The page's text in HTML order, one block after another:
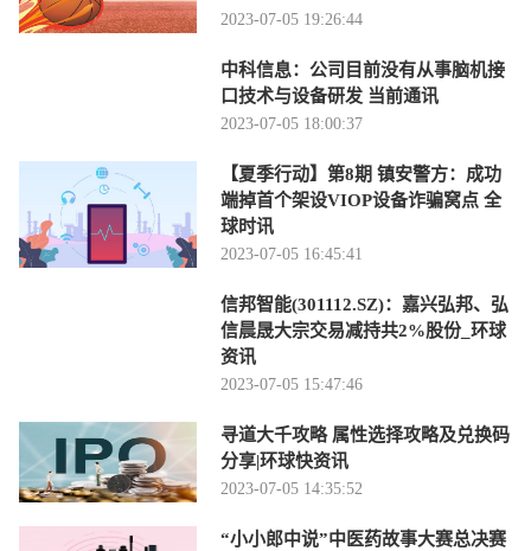
2023-07-05 19:26:44
中科信息：公司目前没有从事脑机接
口技术与设备研发 当前通讯
2023-07-05 18:00:37
【夏季行动】第8期 镇安警方：成功
端掉首个架设VIOP设备诈骗窝点 全
球时讯
2023-07-05 16:45:41
信邦智能(301112.SZ)：嘉兴弘邦、弘
信晨晟大宗交易减持共2%股份_环球
资讯
2023-07-05 15:47:46
寻道大千攻略 属性选择攻略及兑换码
分享|环球快资讯
2023-07-05 14:35:52
“小小郎中说”中医药故事大赛总决赛